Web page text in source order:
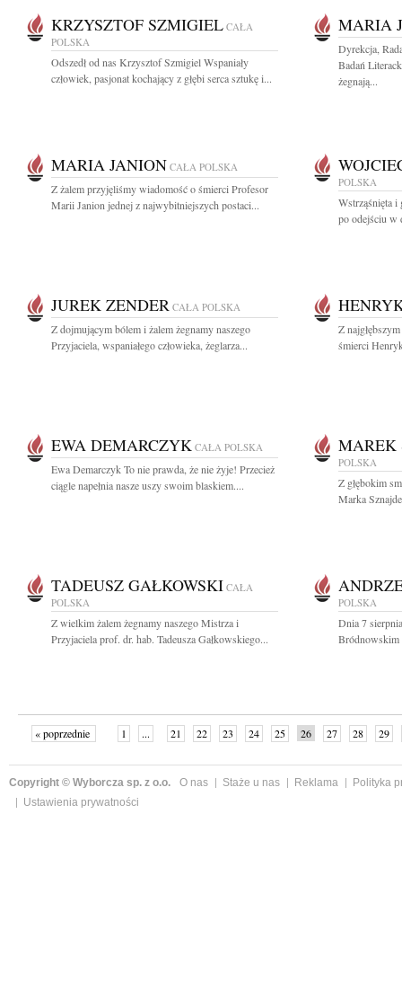
KRZYSZTOF SZMIGIEL CAŁA
POLSKA
Odszedł od nas Krzysztof Szmigiel Wspaniały
człowiek, pasjonat kochający z głębi serca sztukę i...
MARIA
Dyrekcja,
Badań
żegnają...
MARIA JANION CAŁA POLSKA
Z żalem przyjęliśmy wiadomość o śmierci Profesor
Marii Janion jednej z najwybitniejszych postaci...
POLSKA
Wstrząśnięta i
po odejściu w
JUREK ZENDER CAŁA POLSKA
Z dojmującym bólem i żalem żegnamy naszego
Przyjaciela, wspaniałego człowieka, żeglarza...
Z
śmierci
EWA DEMARCZYK CAŁA POLSKA
Ewa Demarczyk To nie prawda, że nie żyje! Przecież
ciągle napełnia nasze uszy swoim blaskiem....
MAREK
POLSKA
Z głębokim
Marka
TADEUSZ GAŁKOWSKI CAŁA
POLSKA
Z wielkim żalem żegnamy naszego Mistrza i
Przyjaciela prof. dr. hab. Tadeusza Gałkowskiego...
POLSKA
Dnia 7
Bródnowskim
« poprzednie 1 ... 21 22 23 24 25 26 27 28
29
Copyright © Wyborcza sp. z o.o. O nas Staże u nas Reklama
Polityka
Ustawienia prywatności